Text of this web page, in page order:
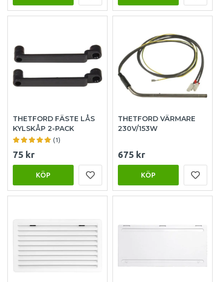
THETFORD FÄSTE LÅS
KYLSKÅP 2-PACK
(1)
75 kr
KÖP
THETFORD VÄRMARE
230V/153W
675 kr
KÖP